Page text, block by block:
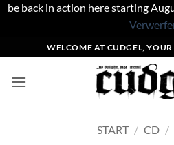
be back in action here starting
Inhalt
springen
WELCOME AT CUDGEL,
START / CD /